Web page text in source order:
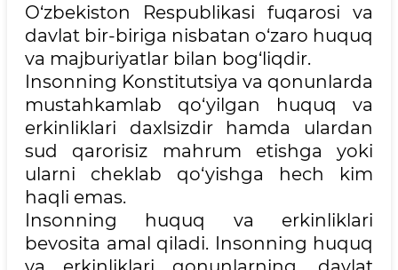
O‘zbekiston Respublikasi fuqarosi va
davlat bir-biriga nisbatan o‘zaro huquq
va majburiyatlar bilan bog‘liqdir.
Insonning Konstitutsiya va qonunlarda
mustahkamlab qo‘yilgan huquq va
erkinliklari daxlsizdir hamda ulardan
sud qarorisiz mahrum etishga yoki
ularni cheklab qo‘yishga hech kim
haqli emas.
Insonning huquq va erkinliklari
bevosita amal qiladi. Insonning huquq